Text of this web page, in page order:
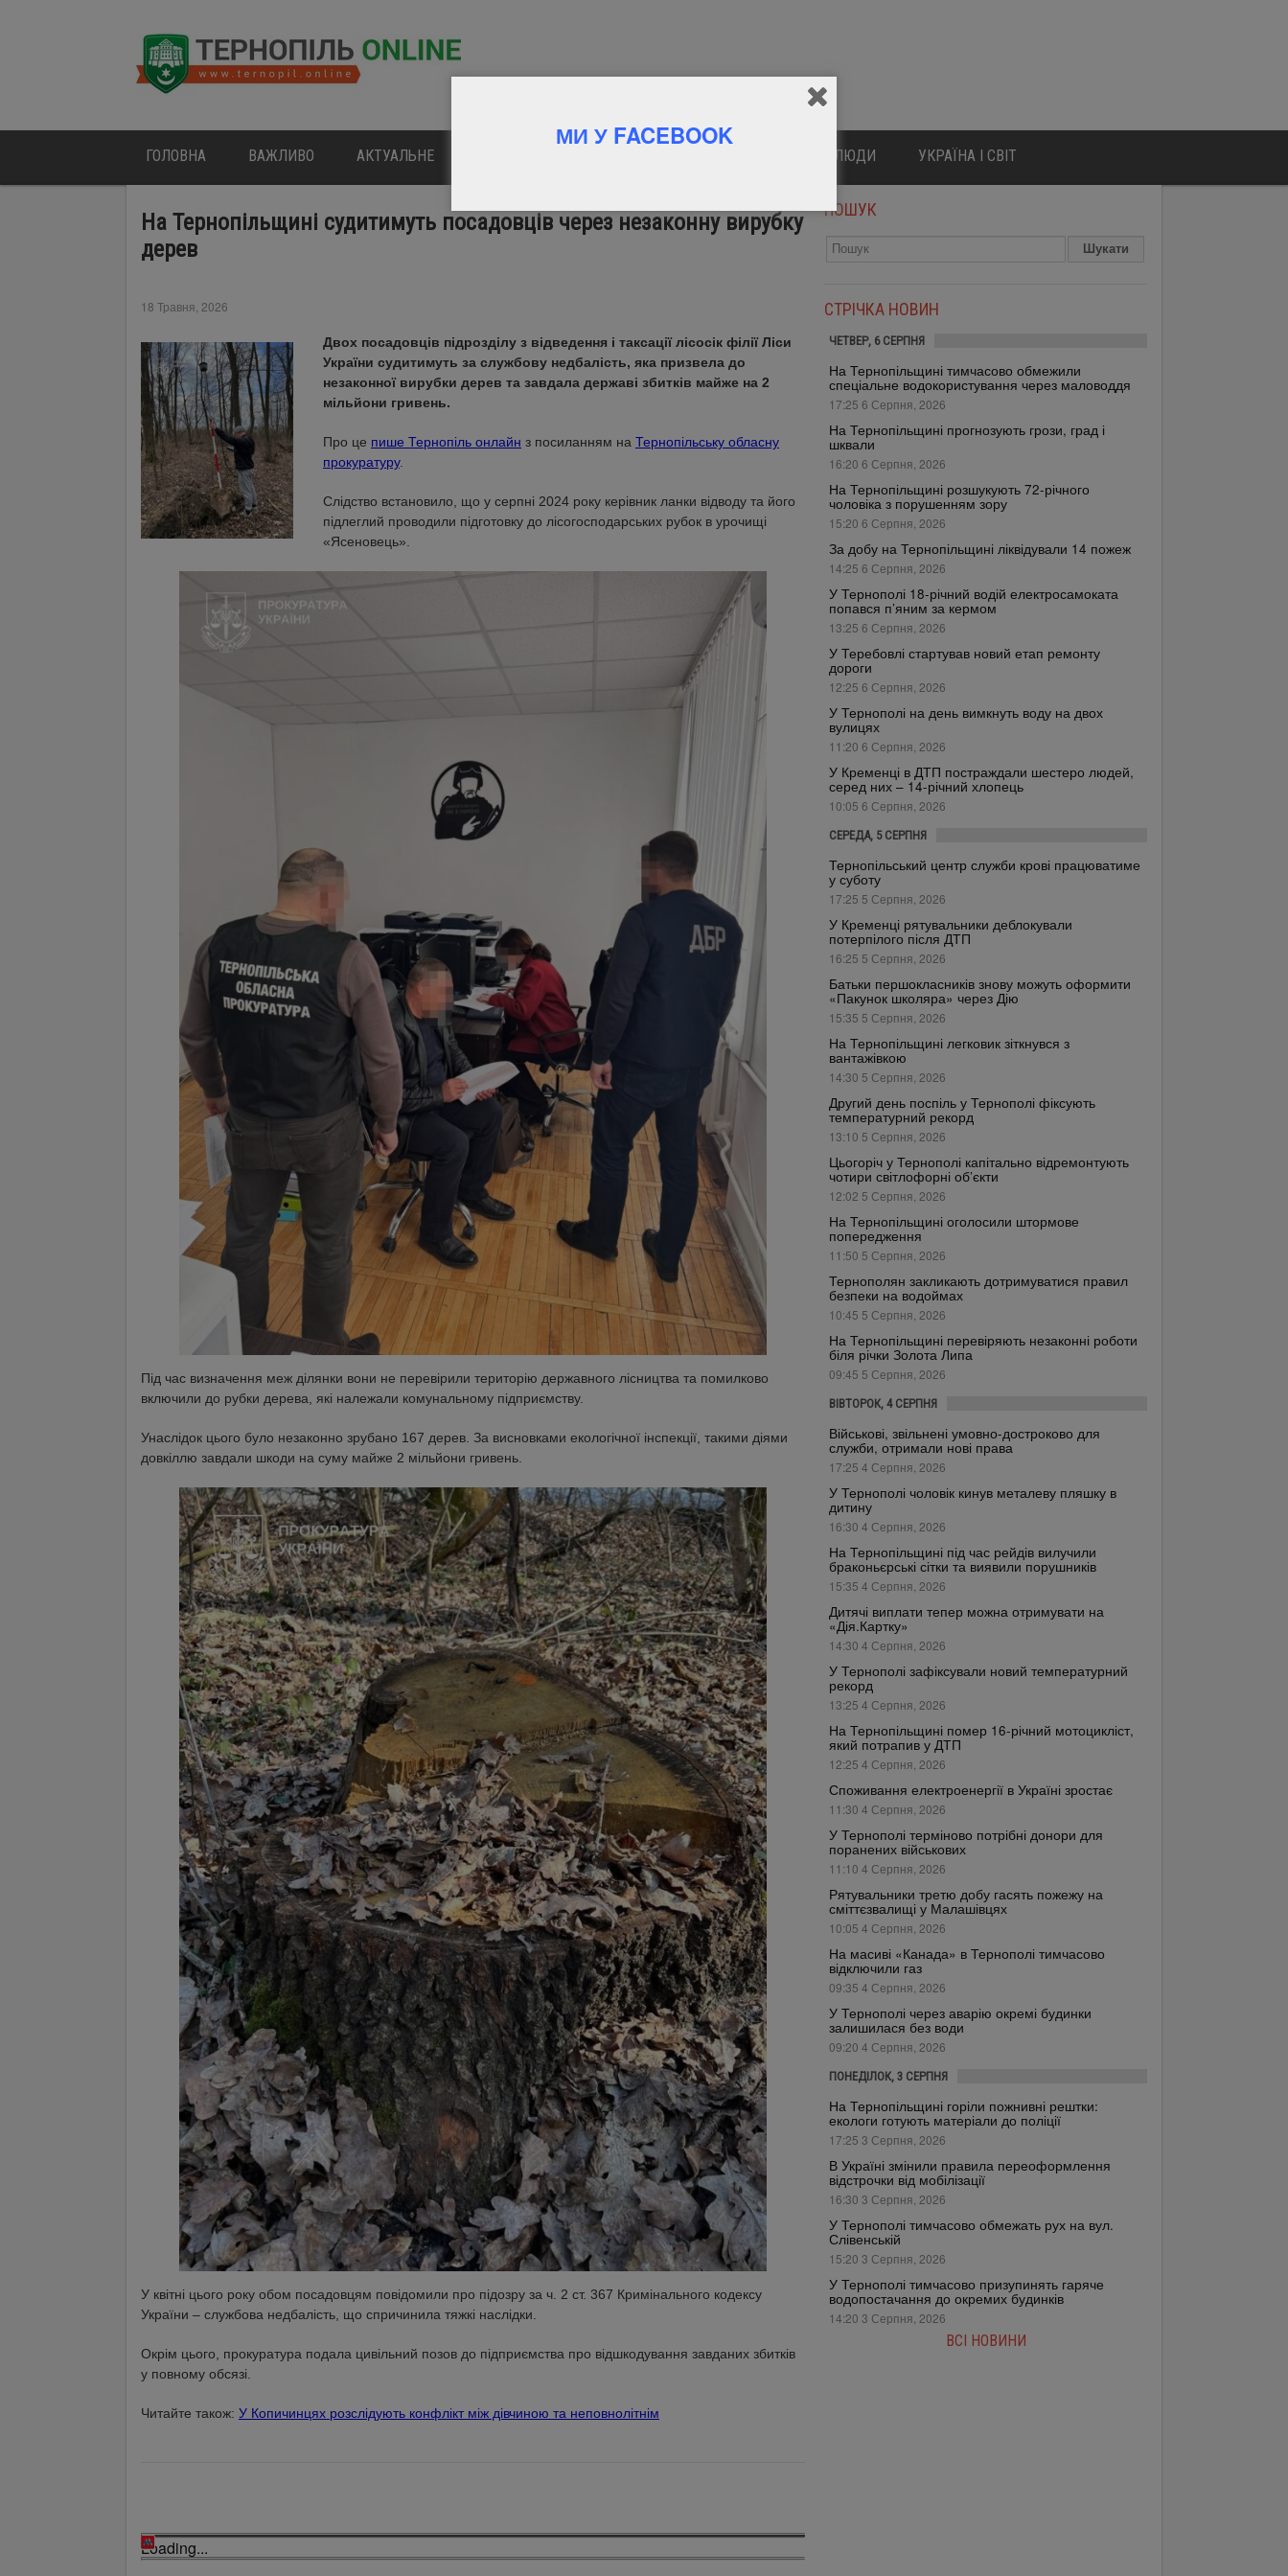
ГОЛОВНА ВАЖЛИВО АКТУАЛЬНЕ ВІДОМІ ЛЮДИ УКРАЇНА І СВІТ
На Тернопільщині судитимуть посадовців через незаконну вирубку
дерев
18 Травня, 2026
Двох посадовців підрозділу з відведення і таксації лісосік філії Ліси
України судитимуть за службову недбалість, яка призвела до
незаконної вирубки дерев та завдала державі збитків майже на 2
мільйони гривень.
Про це пише Тернопіль онлайн з посиланням на Тернопільську обласну
прокуратуру.
Слідство встановило, що у серпні 2024 року керівник ланки відводу та його
підлеглий проводили підготовку до лісогосподарських рубок в урочищі
«Ясеновець».
Під час визначення меж ділянки вони не перевірили територію державного лісництва та помилково
включили до рубки дерева, які належали комунальному підприємству.
Унаслідок цього було незаконно зрубано 167 дерев. За висновками екологічної інспекції, такими діями
довкіллю завдали шкоди на суму майже 2 мільйони гривень.
У квітні цього року обом посадовцям повідомили про підозру за ч. 2 ст. 367 Кримінального кодексу
України – службова недбалість, що спричинила тяжкі наслідки.
Окрім цього, прокуратура подала цивільний позов до підприємства про відшкодування завданих збитків
у повному обсязі.
Читайте також: У Копичинцях розслідують конфлікт між дівчиною та неповнолітнім
Loading...
ПОШУК
СТРІЧКА НОВИН
ЧЕТВЕР, 6 СЕРПНЯ
На Тернопільщині тимчасово обмежили
спеціальне водокористування через маловоддя
17:25 6 Серпня, 2026
На Тернопільщині прогнозують грози, град і
шквали
16:20 6 Серпня, 2026
На Тернопільщині розшукують 72-річного
чоловіка з порушенням зору
15:20 6 Серпня, 2026
За добу на Тернопільщині ліквідували 14 пожеж
14:25 6 Серпня, 2026
У Тернополі 18-річний водій електросамоката
попався п’яним за кермом
13:25 6 Серпня, 2026
У Теребовлі стартував новий етап ремонту
дороги
12:25 6 Серпня, 2026
У Тернополі на день вимкнуть воду на двох
вулицях
11:20 6 Серпня, 2026
У Кременці в ДТП постраждали шестеро людей,
серед них – 14-річний хлопець
10:05 6 Серпня, 2026
СЕРЕДА, 5 СЕРПНЯ
Тернопільський центр служби крові працюватиме
у суботу
17:25 5 Серпня, 2026
У Кременці рятувальники деблокували
потерпілого після ДТП
16:25 5 Серпня, 2026
Батьки першокласників знову можуть оформити
«Пакунок школяра» через Дію
15:35 5 Серпня, 2026
На Тернопільщині легковик зіткнувся з
вантажівкою
14:30 5 Серпня, 2026
Другий день поспіль у Тернополі фіксують
температурний рекорд
13:10 5 Серпня, 2026
Цьогоріч у Тернополі капітально відремонтують
чотири світлофорні об’єкти
12:02 5 Серпня, 2026
На Тернопільщині оголосили штормове
попередження
11:50 5 Серпня, 2026
Тернополян закликають дотримуватися правил
безпеки на водоймах
10:45 5 Серпня, 2026
На Тернопільщині перевіряють незаконні роботи
біля річки Золота Липа
09:45 5 Серпня, 2026
ВІВТОРОК, 4 СЕРПНЯ
Військові, звільнені умовно-достроково для
служби, отримали нові права
17:25 4 Серпня, 2026
У Тернополі чоловік кинув металеву пляшку в
дитину
16:30 4 Серпня, 2026
На Тернопільщині під час рейдів вилучили
браконьєрські сітки та виявили порушників
15:35 4 Серпня, 2026
Дитячі виплати тепер можна отримувати на
«Дія.Картку»
14:30 4 Серпня, 2026
У Тернополі зафіксували новий температурний
рекорд
13:25 4 Серпня, 2026
На Тернопільщині помер 16-річний мотоцикліст,
який потрапив у ДТП
12:25 4 Серпня, 2026
Споживання електроенергії в Україні зростає
11:30 4 Серпня, 2026
У Тернополі терміново потрібні донори для
поранених військових
11:10 4 Серпня, 2026
Рятувальники третю добу гасять пожежу на
сміттєзвалищі у Малашівцях
10:05 4 Серпня, 2026
На масиві «Канада» в Тернополі тимчасово
відключили газ
09:35 4 Серпня, 2026
У Тернополі через аварію окремі будинки
залишилася без води
09:20 4 Серпня, 2026
ПОНЕДІЛОК, 3 СЕРПНЯ
На Тернопільщині горіли пожнивні рештки:
екологи готують матеріали до поліції
17:25 3 Серпня, 2026
В Україні змінили правила переоформлення
відстрочки від мобілізації
16:30 3 Серпня, 2026
У Тернополі тимчасово обмежать рух на вул.
Слівенській
15:20 3 Серпня, 2026
У Тернополі тимчасово призупинять гаряче
водопостачання до окремих будинків
14:20 3 Серпня, 2026
ВСІ НОВИНИ
МИ У FACEBOOK